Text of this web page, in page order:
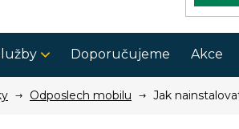
Doporučujeme Akce
Odposlech mobilu Jak